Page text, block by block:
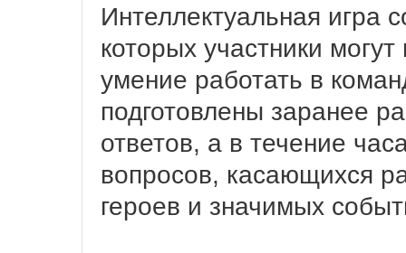
Интеллектуальная игра
которых участники
умение работать в
подготовлены заранее
ответов, а в течение
вопросов, касающихся
героев и значимых